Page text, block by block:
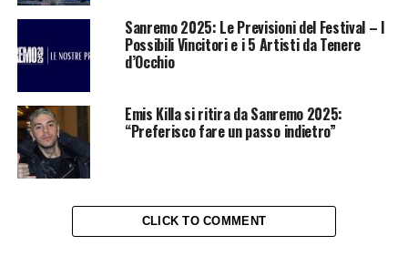
Sanremo 2025: Le Previsioni del Festival – I
Possibili Vincitori e i 5 Artisti da Tenere
d’Occhio
Emis Killa si ritira da Sanremo 2025:
“Preferisco fare un passo indietro”
CLICK TO COMMENT